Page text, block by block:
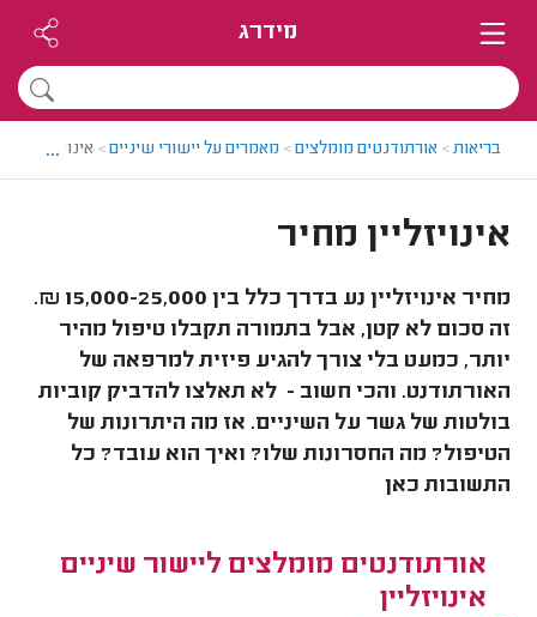
מידרג
בריאות> אורתודנטים מומלצים> מאמרים על יישורי שיניים> אינויזליין
...
אינויזליין מחיר
מחיר אינויזליין נע בדרך כלל בין 15,000-25,000 ₪.
זה סכום לא קטן, אבל בתמורה תקבלו טיפול מהיר
יותר, כמעט בלי צורך להגיע פיזית למרפאה של
האורתודנט. והכי חשוב - לא תאלצו להדביק קוביות
בולטות של גשר על השיניים. אז מה היתרונות של
הטיפול? מה החסרונות שלו? ואיך הוא עובד? כל
התשובות כאן
אורתודנטים מומלצים ליישור שיניים
אינויזליין